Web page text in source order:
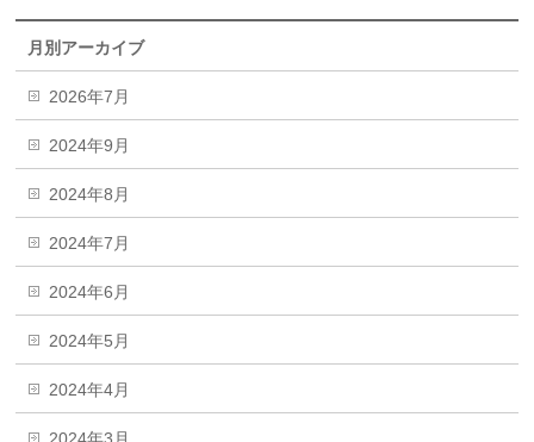
月別アーカイブ
2026年7月
2024年9月
2024年8月
2024年7月
2024年6月
2024年5月
2024年4月